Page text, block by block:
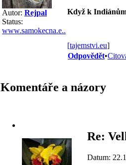
Autor: Rejpal
Status:
www.samokecna.e..
Když k
[tajemstvi.eu]
Odpovědět•
Komentáře a názory
Re:
Datum: